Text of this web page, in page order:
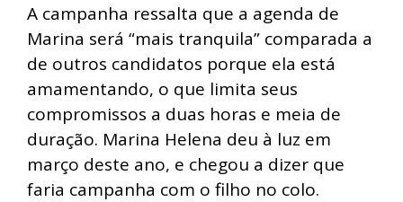
A campanha ressalta que a agenda de
Marina será “mais tranquila” comparada a
de outros candidatos porque ela está
amamentando, o que limita seus
compromissos a duas horas e meia de
duração. Marina Helena deu à luz em
março deste ano, e chegou a dizer que
faria campanha com o filho no colo.